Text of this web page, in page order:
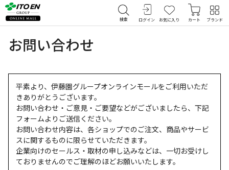
検索 ログイン お気に入り カート ブランド
お問い合わせ
平素より、伊藤園グループオンラインモールをご利用いただ
きありがとうございます。
お問い合わせ・ご意見・ご要望などがございましたら、下記
フォームよりご送信ください。
お問い合わせ内容は、各ショップでのご注文、商品やサービ
スに関するものに限らせていただきます。
企業向けのセールス・取材の申し込みなどは、一切お受けし
ておりませんのでご理解のほどお願いいたします。